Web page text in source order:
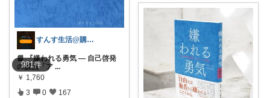
981件
すんす生活@購入感謝🍡
📘 『嫌われる勇気 ― 自己啓発
の源流「ア ...
￥ 1,760
3 0 167